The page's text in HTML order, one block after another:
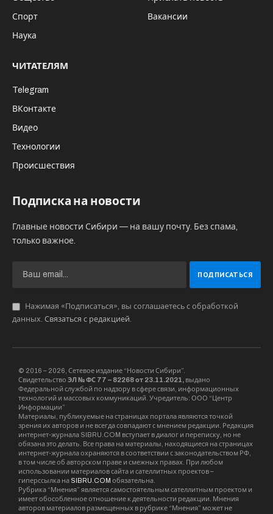
Спорт
Наука
Вакансии
ЧИТАТЕЛЯМ
Telegram
ВКонтакте
Видео
Технологии
Происшествия
Подписка на новости
Главные новости Сибири — на вашу почту. Без спама,
только важное.
Нажимая «Подписаться», вы соглашаетесь с обработкой
данных. Связаться с редакцией
© 2016 – 2026, Сетевое издание “Новости Сибири”.
Свидетельство ЭЛ № ФС 77 – 82268 от 23.11.2021, выдано
Федеральной службой по надзору в сфере связи, информационных
технологий и массовых коммуникаций. Учредитель: ООО “Центр
Информации”
Материалы, публикуемые на страницах портала являются точкой
зрения их авторов и не всегда совпадают с мнением редакции. Редакция
интернет-журнала SIBRU.COM вступает в диалог и переписку, но не
обязана это делать. Все права на материалы, находящиеся на страницах
интернет-журнала охраняются в соответствии с законодательством РФ,
в том числе об авторском праве и смежных правах. При любом
использовании материалов сайта и сателлитных проектов –
гиперссылка на SIBRU.COM обязательна.
Рубрика “Мнения” является самостоятельным сателлитным проектом и
имеет обособленное отношение к деятельности редакции. Мнения
авторов материалов размещенных в рубрике “Мнения” может не